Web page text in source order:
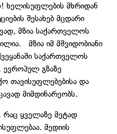
ხელისუფლების მხრიდან
შესახებ მცდარი
მზია საქართველოს
მზია იმ მშვიდობიანი
საქართველოს
ევროპულ გზაზე
თავისუფლებებისა და
მიმდინარეობს.
ყველაზე მეტად
მედიის